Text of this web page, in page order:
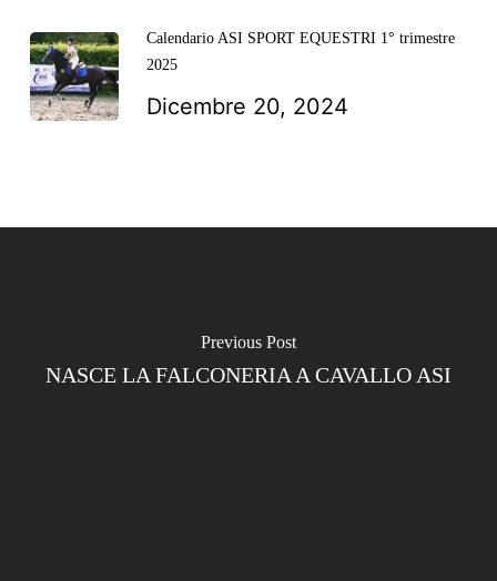
Calendario ASI SPORT EQUESTRI 1° trimestre
2025
Dicembre 20, 2024
Previous Post
NASCE LA FALCONERIA A CAVALLO ASI